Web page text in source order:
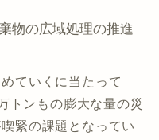
物の広域処理の推進
ていくに当たって
トンもの膨大な量の災
緊の課題となってい